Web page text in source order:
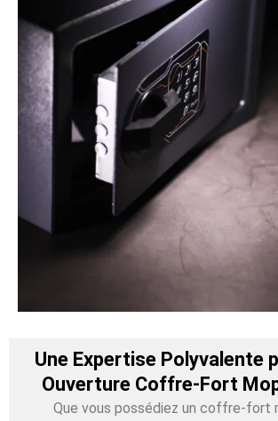
Une Expertise Polyvalente
Ouverture Coffre-Fort
Que vous possédiez un coffre-fort